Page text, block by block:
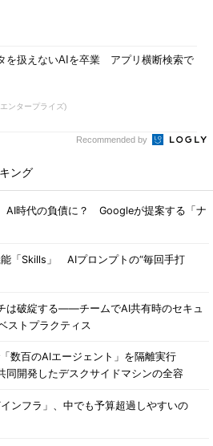
を扱えないAIを卒業 アプリ横断検索で
ンタープライズ)
Recommended by
ング
AI時代の負債に？ Googleが提案する「ナ
「Skills」 AIプロンプトの“毎回手打
は破綻する――チームでAI共有時のセキュ
ストプラクティス
数百のAIエージェント」を隔離実行
開発したデスクサイドマシンの全容
ンフラ」、中でも予算超過しやすいの